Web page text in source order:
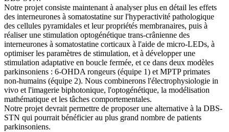
Notre projet consiste maintenant à analyser plus en détail les effets
des interneurones à somatostatine sur l'hyperactivité pathologique
des cellules pyramidales et leur propriétés membranaires, puis à
réaliser une stimulation optogénétique trans-crânienne des
interneurones à somatostatine corticaux à l'aide de micro-LEDs, à
optimiser les paramètres de stimulation, et à développer une
stimulation adaptative en boucle fermée, et ce dans deux modèles
parkinsoniens : 6-OHDA rongeurs (équipe 1) et MPTP primates
non-humains (équipe 2). Nous combinerons l'électrophysiologie in
vivo et l'imagerie biphotonique, l'optogénétique, la modélisation
mathématique et les tâches comportementales.
Notre projet devrait permettre de proposer une alternative à la DBS-
STN qui pourrait bénéficier au plus grand nombre de patients
parkinsoniens.